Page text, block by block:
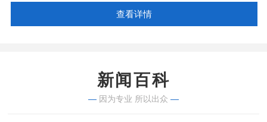
查看详情
新闻百科
— 因为专业 所以出众 —